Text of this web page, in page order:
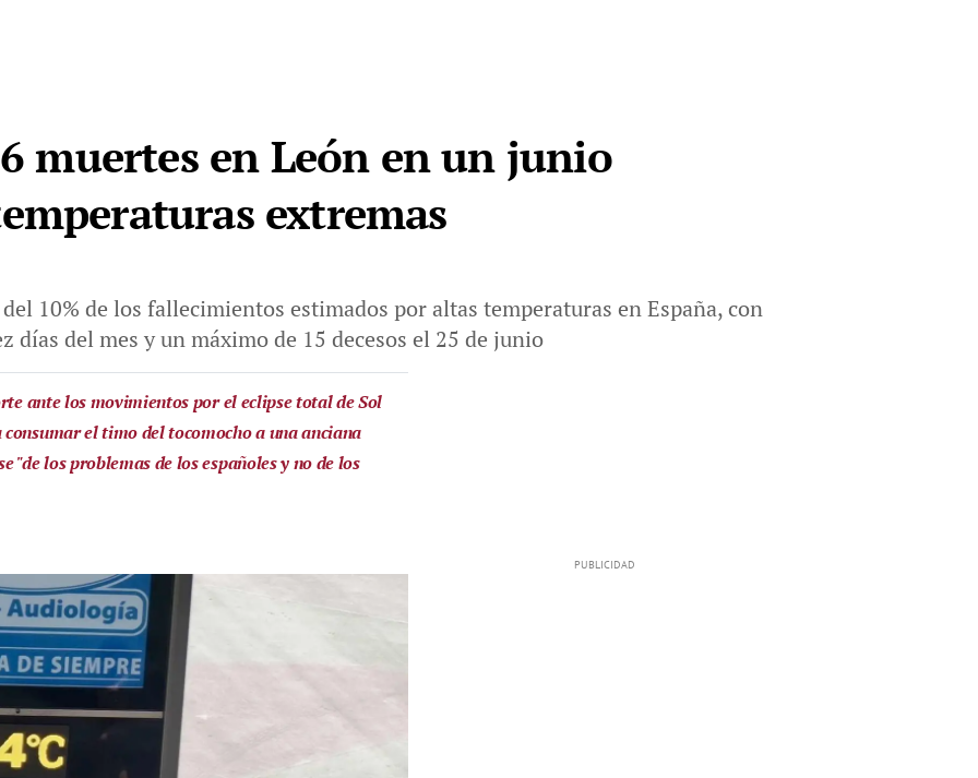
muertes en León en un junio
extremas
10% de los fallecimientos estimados por altas temperaturas en España, con
días del mes y un máximo de 15 decesos el 25 de junio
ante los movimientos por el eclipse total de Sol
el timo del tocomocho a una anciana
"de los problemas de los españoles y no de los